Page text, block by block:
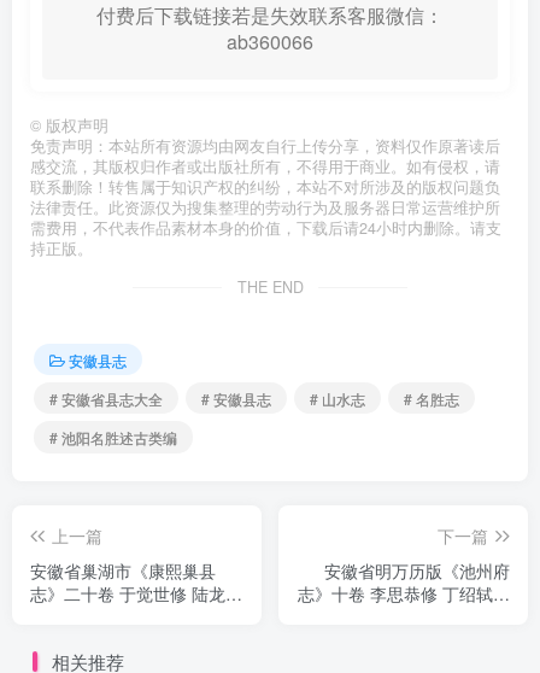
付费后下载链接若是失效联系客服微信：
ab360066
© 版权声明
免责声明：本站所有资源均由网友自行上传分享，资料仅作原著读后
感交流，其版权归作者或出版社所有，不得用于商业。如有侵权，请
联系删除！转售属于知识产权的纠纷，本站不对所涉及的版权问题负
法律责任。此资源仅为搜集整理的劳动行为及服务器日常运营维护所
需费用，不代表作品素材本身的价值，下载后请24小时内删除。请支
持正版。
THE END
安徽县志
# 安徽省县志大全
# 安徽县志 # 山水志
# 名胜志
# 池阳名胜述古类编
上一篇
安徽省巢湖市《康熙巢县
志》二十卷 于觉世修 陆龙腾
下一篇
安徽省明万历版《池州府
志》十卷 李思恭修 丁绍轼纂
相关推荐